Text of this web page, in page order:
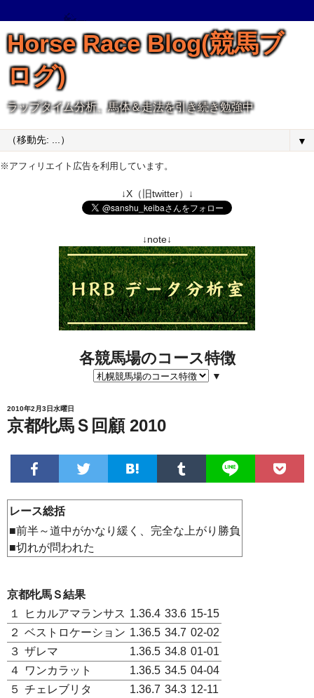
Horse Race Blog(競馬ブ
ログ)
ラップタイム分析、馬体＆走法を引き続き勉強中
▼
※アフィリエイト広告を利用しています。
↓X（旧twitter）↓
↓note↓
各競馬場のコース特徴
▼
2010年2月3日水曜日
京都牝馬Ｓ回顧 2010
レース総括
■前半～道中がかなり緩く、完全な上がり勝負
■切れが問われた
京都牝馬Ｓ結果
１
ヒカルアマランサス 1.36.4 33.6 15-15
２ ベストロケーション 1.36.5 34.7 02-02
３ ザレマ 1.36.5 34.8 01-01
４
ワンカラット 1.36.5 34.5 04-04
５ チェレブリタ 1.36.7 34.3 12-11